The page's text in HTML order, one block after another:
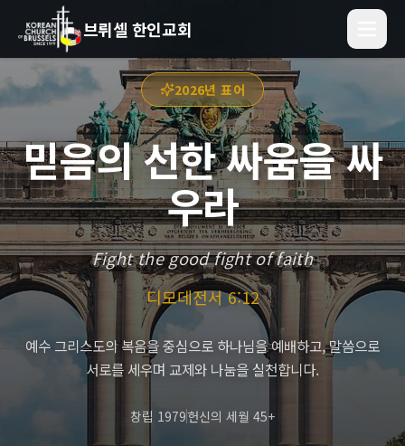
브뤼셀 한인교회
2026년 표어
믿음의 선한 싸움을 싸
우라
Fight the good fight of faith
디모데전서 6:12
예수 그리스도의 복음을 중심으로 하나님을 예배하고, 말씀으로
서로를 세우며 교제와 나눔을 실천합니다.
창립 1979헌신의 세월 45+